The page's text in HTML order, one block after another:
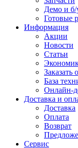
Демо и б/
Готовые
Информация
Акции
Новости
Статьи
Заказать
База
Онлайн-
Доставка и
Доставка
Оплата
Возврат
Сервис